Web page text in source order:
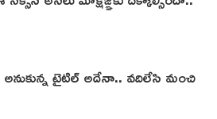
టైటిల్ అదేనా.. వదిలేసి మంచి